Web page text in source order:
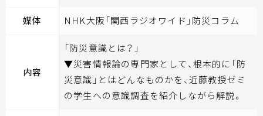
媒体 NHK大阪「関西ラジオワイド」防災コラム
内容
「防災意識とは？」
▼災害情報論の専門家として、根本的に「防
災意識」とはどんなものかを、近藤教授ゼミ
の学生への意識調査を紹介しながら解説。